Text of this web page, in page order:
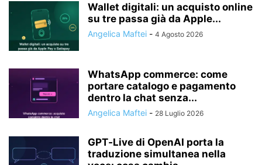
Wallet digitali: un acquisto online
su tre passa già da Apple...
Angelica Maftei - 4 Agosto 2026
WhatsApp commerce: come
portare catalogo e pagamento
dentro la chat senza...
Angelica Maftei - 28 Luglio 2026
GPT‑Live di OpenAI porta la
traduzione simultanea nella